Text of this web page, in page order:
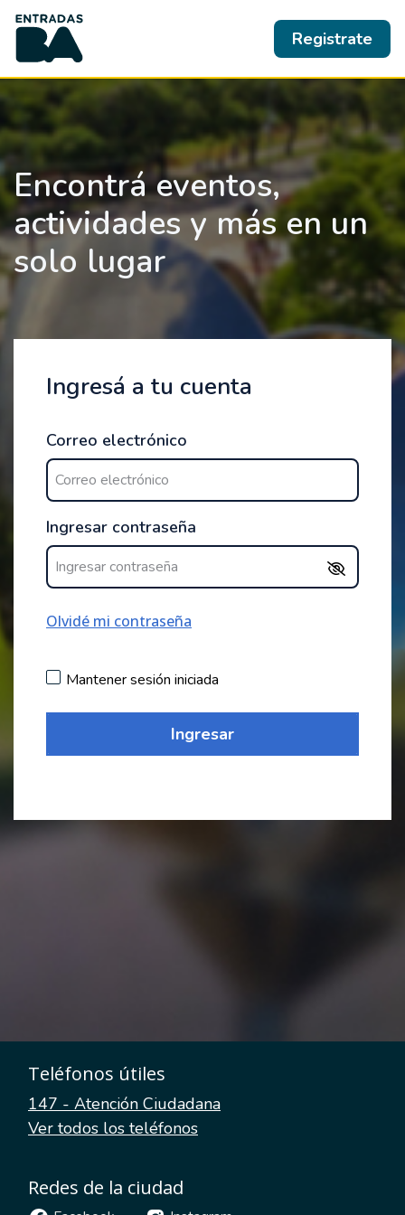
Registrate
Encontrá eventos,
actividades y más en un
solo lugar
Ingresá a tu cuenta
Correo electrónico
Ingresar contraseña
Olvidé mi contraseña
Mantener sesión iniciada
Ingresar
Teléfonos útiles
147 - Atención Ciudadana
Ver todos los teléfonos
Redes de la ciudad